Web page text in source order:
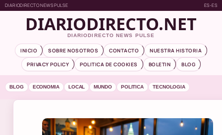
DIARIODIRECTO NEWS PULSE ES-ES
DIARIODIRECTO.NET
DIARIODIRECTO NEWS PULSE
INICIO SOBRE NOSOTROS CONTACTO
NUESTRA HISTORIA
PRIVACY POLICY
POLITICA DE COOKIES BOLETIN BLOG
BLOG ECONOMIA LOCAL MUNDO POLITICA TECNOLOGIA